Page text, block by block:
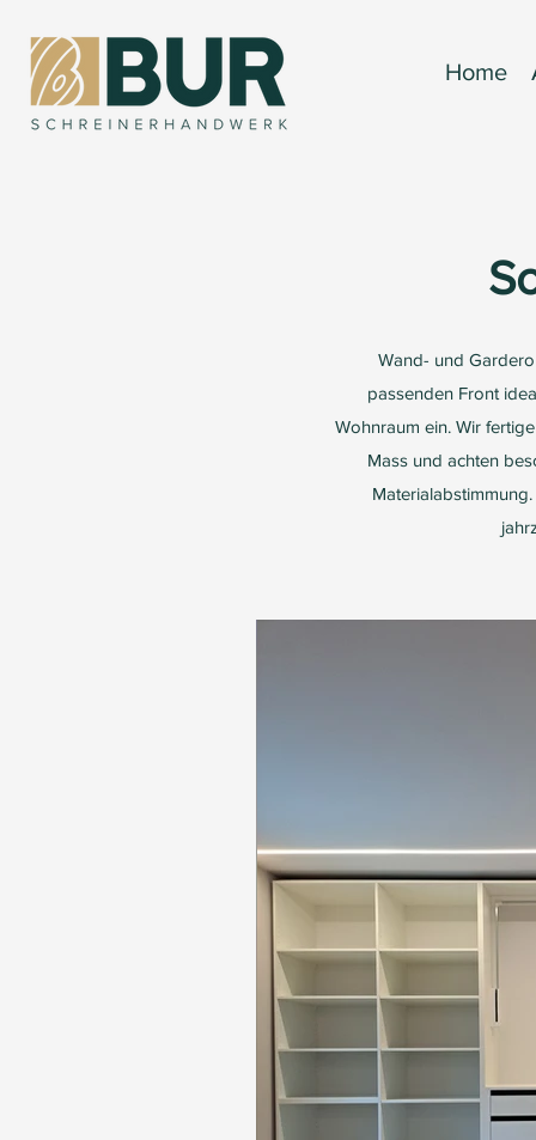
Home
Wand- und
passenden Front
Wohnraum ein. Wir
Mass und achten